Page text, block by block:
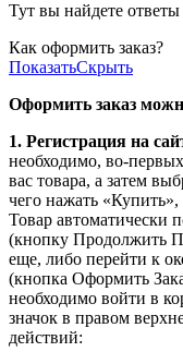
Тут вы найдете
Как оформить заказ?
ПоказатьСкрыть
Оформить заказ
1. Регистрация на
необходимо, во-
вас товара, а затем
чего нажать
Товар автоматически
(кнопку Продолжить
еще, либо перейти к
(кнопка Оформить
необходимо войти в
значок в правом
действий: